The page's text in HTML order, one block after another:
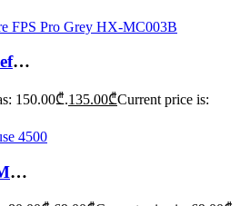
HyperX Mouse Pulsefire FPS Pro Grey HX-MC003B
150.00₾.135.00₾Current price is:
Microsoft Comfort Mouse 4500